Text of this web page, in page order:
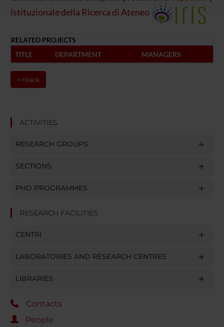
con altre informazioni che hai fornito loro o che hanno
raccolto dal tuo utilizzo dei loro servizi.
istituzionale della Ricerca di Ateneo
RELATED PROJECTS
TITLE
DEPARTMENT MANAGERS
<<back
ACTIVITIES
RESEARCH GROUPS
SECTIONS
PHD PROGRAMMES
RESEARCH FACILITIES
CENTRI
LABORATORIES AND RESEARCH CENTRES
LIBRARIES
Contacts
People